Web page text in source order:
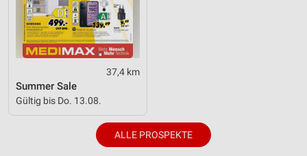
37,4 km
Summer Sale
Gültig bis Do. 13.08.
ALLE PROSPEKTE